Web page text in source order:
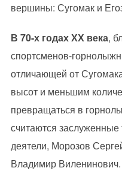
вершины: Сугомак и
В 70-х годах ХХ века,
спортсменов-
отличающей от
высот и меньшим
превращаться в
считаются
деятели, Морозов
Владимир Виленинович.